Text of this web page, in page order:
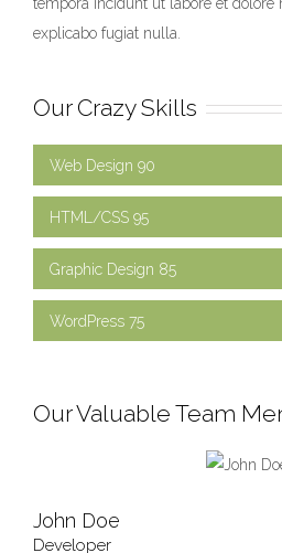
explicabo fugiat nulla.
Our Crazy Skills
Web Design 90
HTML/CSS 95
Graphic Design 85
WordPress 75
Our Valuable Team
John Doe
Developer